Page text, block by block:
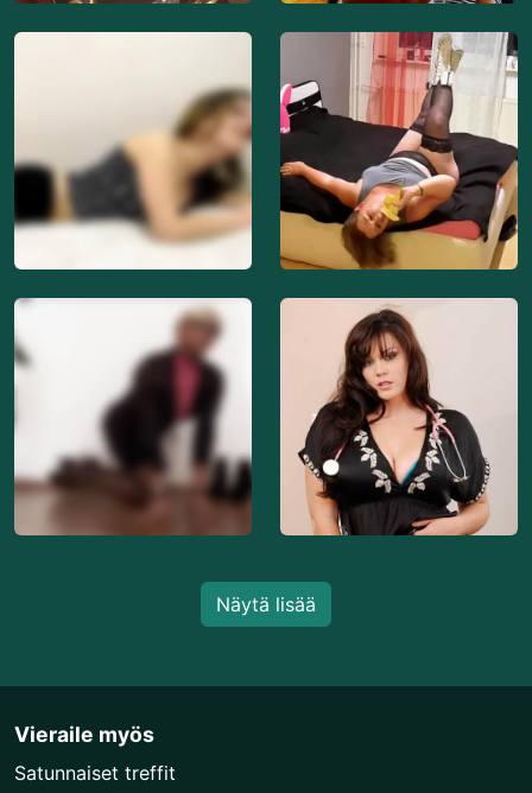
Näytä lisää
Vieraile myös
Satunnaiset treffit